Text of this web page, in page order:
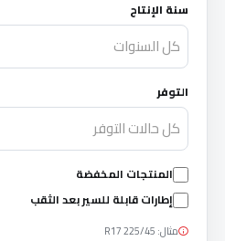
سنة الإنتاج
كل السنوات
التوفر
كل حالات التوفر
المنتجات المخفضة
إطارات قابلة للسير بعد الثقب
مثال: 225/45 R17